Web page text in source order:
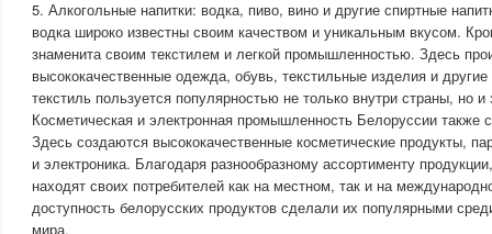
5. Алкогольные напитки: водка, пиво, вино и другие спиртные
водка широко известны своим качеством и уникальным вкусом.
знаменита своим текстилем и легкой промышленностью. Здесь
высококачественные одежда, обувь, текстильные изделия и
текстиль пользуется популярностью не только внутри страны, но
Косметическая и электронная промышленность Белоруссии также
Здесь создаются высококачественные косметические продукты,
и электроника. Благодаря разнообразному ассортименту
находят своих потребителей как на местном, так и на
доступность белорусских продуктов сделали их популярными
мира.